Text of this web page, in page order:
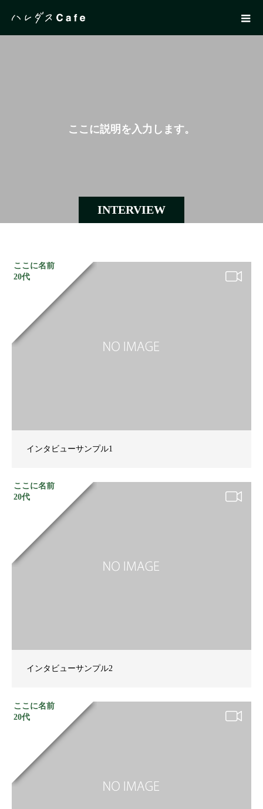
INTERVIEW
こ こ に説明 を 入 力 し ま す。
ここに名前
20代
インタビューサンプル1
ここに名前
20代
インタビューサンプル2
ここに名前
20代